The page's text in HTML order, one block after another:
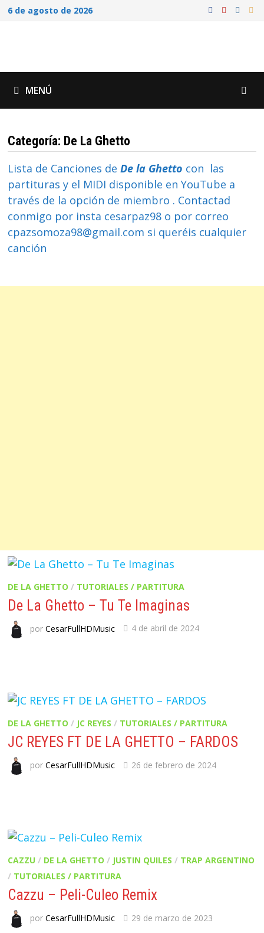
Saltar
6 de agosto de 2026
MENÚ
Categoría: De La Ghetto
Lista de Canciones deDe la Ghetto con las
partituras y el MIDI disponible en YouTube a
través de la opción de miembro . Contactad
conmigo por insta cesarpaz98 o por correo
cpazsomoza98@gmail.com si queréis cualquier
canción
DE LA GHETTO / TUTORIALES / PARTITURA
De La Ghetto – Tu Te Imaginas
porCesarFullHDMusic 4 de abril de 2024
DE LA GHETTO / JC REYES / TUTORIALES / PARTITURA
JC REYES FT DE LA GHETTO – FARDOS
porCesarFullHDMusic 26 de febrero de 2024
CAZZU / DE LA GHETTO / JUSTIN QUILES / TRAP ARGENTINO
/ TUTORIALES / PARTITURA
Cazzu – Peli-Culeo Remix
porCesarFullHDMusic 29 de marzo de 2023